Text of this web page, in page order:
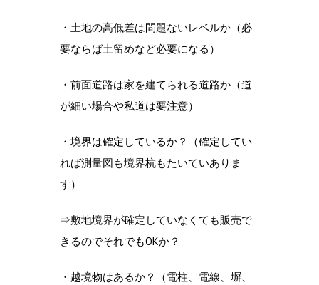
・土地の高低差は問題ないレベルか（必
要ならば土留めなど必要になる）
・前面道路は家を建てられる道路か（道
が細い場合や私道は要注意）
・境界は確定しているか？（確定してい
れば測量図も境界杭もたいていありま
す）
⇒敷地境界が確定していなくても販売で
きるのでそれでもOKか？
・越境物はあるか？（電柱、電線、塀、